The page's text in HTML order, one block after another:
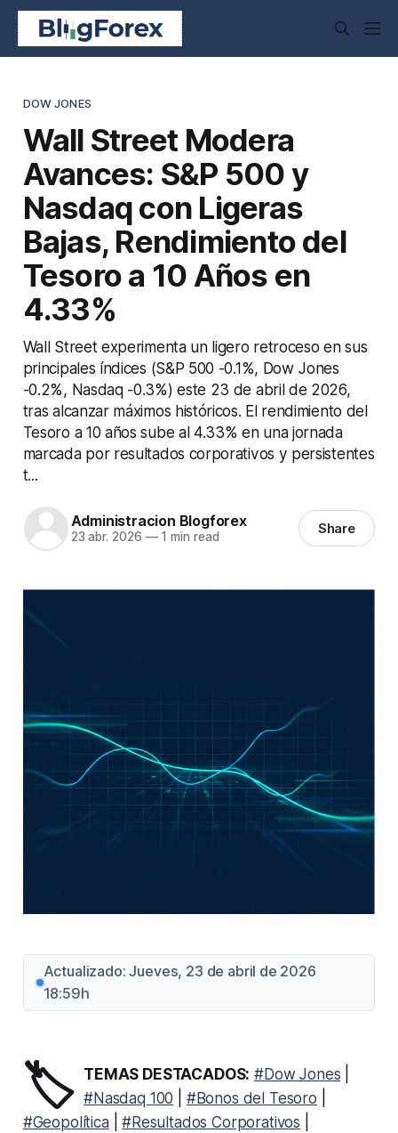
DOW JONES
Wall Street Modera
Avances: S&P 500 y
Nasdaq con Ligeras
Bajas, Rendimiento del
Tesoro a 10 Años en
4.33%
Wall Street experimenta un ligero retroceso en sus
principales índices (S&P 500 -0.1%, Dow Jones
-0.2%, Nasdaq -0.3%) este 23 de abril de 2026,
tras alcanzar máximos históricos. El rendimiento del
Tesoro a 10 años sube al 4.33% en una jornada
marcada por resultados corporativos y persistentes
t...
Administracion Blogforex
23 abr. 2026 —1 min read Share
Actualizado: Jueves, 23 de abril de 2026
18:59h
🏷️ TEMAS DESTACADOS: #Dow Jones
#Nasdaq 100
#Bonos del Tesoro
#Geopolítica|#Resultados Corporativos